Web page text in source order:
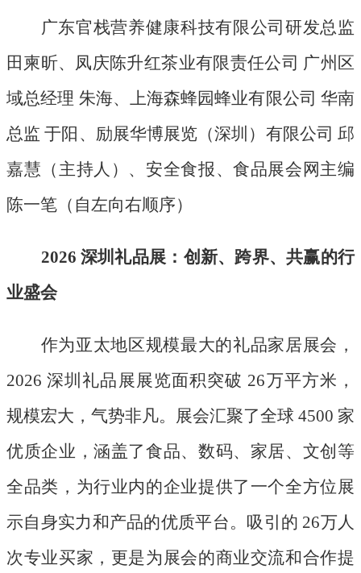
广东官栈营养健康科技有限公司研发总监
田柬昕、凤庆陈升红茶业有限责任公司 广州区
域总经理 朱海、上海森蜂园蜂业有限公司 华南
总监 于阳、励展华博展览（深圳）有限公司 邱
嘉慧（主持人）、安全食报、食品展会网主编
陈一笔（自左向右顺序）
2026 深圳礼品展：创新、跨界、共赢的行
业盛会
作为亚太地区规模最大的礼品家居展会，
2026 深圳礼品展展览面积突破 26万平方米，
规模宏大，气势非凡。展会汇聚了全球 4500 家
优质企业，涵盖了食品、数码、家居、文创等
全品类，为行业内的企业提供了一个全方位展
示自身实力和产品的优质平台。吸引的 26万人
次专业买家，更是为展会的商业交流和合作提